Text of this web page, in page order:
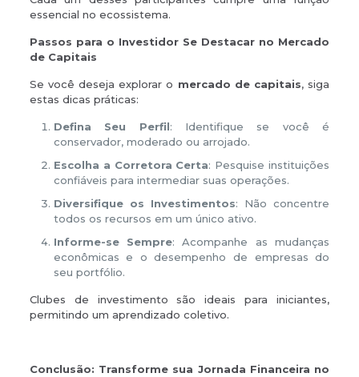
essencial no ecossistema.
Passos para o Investidor Se Destacar no Mercado
de Capitais
Se você deseja explorar o mercado de capitais, siga
estas dicas práticas:
Defina Seu Perfil: Identifique se você é
conservador, moderado ou arrojado.
Escolha a Corretora Certa: Pesquise instituições
confiáveis para intermediar suas operações.
Diversifique os Investimentos: Não concentre
todos os recursos em um único ativo.
Informe-se Sempre: Acompanhe as mudanças
econômicas e o desempenho de empresas do
seu portfólio.
Clubes de investimento são ideais para iniciantes,
permitindo um aprendizado coletivo.
Conclusão: Transforme sua Jornada Financeira no